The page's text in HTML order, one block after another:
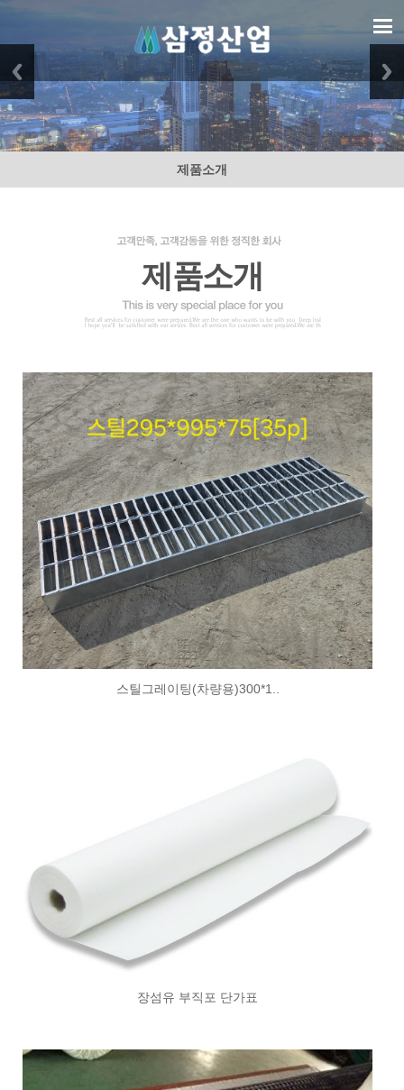
제품소개
제품소개
스틸그레이팅(차량용)300*1..
장섬유 부직포 단가표